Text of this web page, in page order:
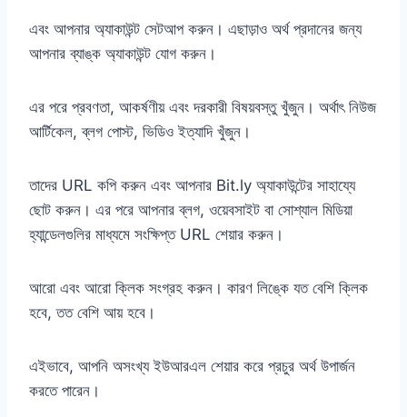
এবং আপনার অ্যাকাউন্ট সেটআপ করুন। এছাড়াও অর্থ প্রদানের জন্য
আপনার ব্যাঙ্ক অ্যাকাউন্ট যোগ করুন।
এর পরে প্রবণতা, আকর্ষণীয় এবং দরকারী বিষয়বস্তু খুঁজুন। অর্থাৎ নিউজ
আর্টিকেল, ব্লগ পোস্ট, ভিডিও ইত্যাদি খুঁজুন।
তাদের URL কপি করুন এবং আপনার Bit.ly অ্যাকাউন্টের সাহায্যে
ছোট করুন। এর পরে আপনার ব্লগ, ওয়েবসাইট বা সোশ্যাল মিডিয়া
হ্যান্ডেলগুলির মাধ্যমে সংক্ষিপ্ত URL শেয়ার করুন।
আরো এবং আরো ক্লিক সংগ্রহ করুন। কারণ লিঙ্কে যত বেশি ক্লিক
হবে, তত বেশি আয় হবে।
এইভাবে, আপনি অসংখ্য ইউআরএল শেয়ার করে প্রচুর অর্থ উপার্জন
করতে পারেন।